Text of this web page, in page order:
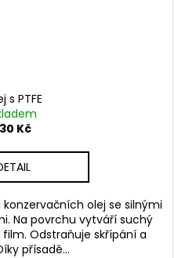
s PTFE
Kč
olej se silnými
Na povrchu vytváří suchý
Odstraňuje skřípání a
přísadě...